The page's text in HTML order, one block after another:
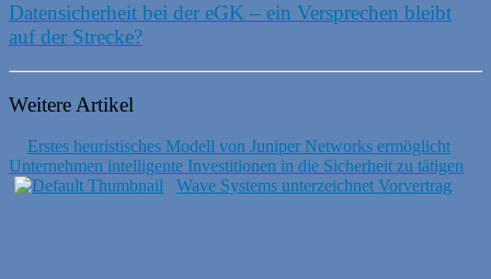
Datensicherheit bei der eGK – ein Versprechen bleibt
auf der Strecke?
Weitere Artikel
Erstes heuristisches Modell von Juniper Networks ermöglicht
Unternehmen intelligente Investitionen in die Sicherheit zu tätigen
Wave Systems unterzeichnet Vorvertrag